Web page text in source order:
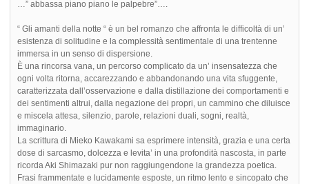
…” abbassa piano piano le palpebre”….
“ Gli amanti della notte “ è un bel romanzo che affronta le difficoltà di un’
esistenza di solitudine e la complessità sentimentale di una trentenne
immersa in un senso di dispersione.
È una rincorsa vana, un percorso complicato da un’ insensatezza che
ogni volta ritorna, accarezzando e abbandonando una vita sfuggente,
caratterizzata dall’osservazione e dalla distillazione dei comportamenti e
dei sentimenti altrui, dalla negazione dei propri, un cammino che diluisce
e miscela attesa, silenzio, parole, relazioni duali, sogni, realtà,
immaginario.
La scrittura di Mieko Kawakami sa esprimere intensità, grazia e una certa
dose di sarcasmo, dolcezza e levita’ in una profondità nascosta, in parte
ricorda Aki Shimazaki pur non raggiungendone la grandezza poetica.
Frasi frammentate e lucidamente esposte, un ritmo lento e sincopato che